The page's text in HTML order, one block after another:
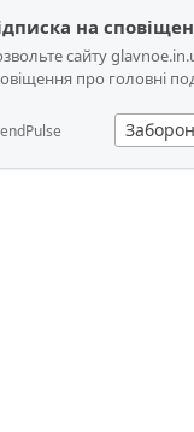
на
сайту
про головні